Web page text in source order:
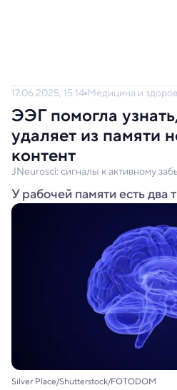
17.06.2025, 15:14 Медицина и
ЭЭГ помогла
удаляет из памяти
контент
JNeurosci: сигналы к активному
У рабочей памяти есть два
Silver Place/Shutterstock/FOTODOM